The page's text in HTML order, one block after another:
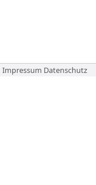
Impressum Datenschutz